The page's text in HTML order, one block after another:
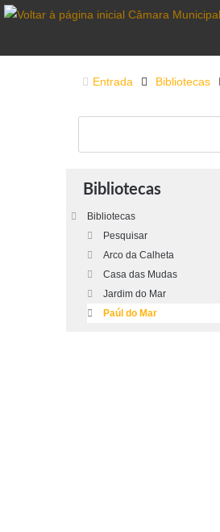
Entrada Bibliotecas
Bibliotecas
Bibliotecas
Pesquisar
Arco da Calheta
Casa das Mudas
Jardim do Mar
Paúl do Mar